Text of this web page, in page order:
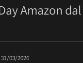
Amazon
31/03/2026